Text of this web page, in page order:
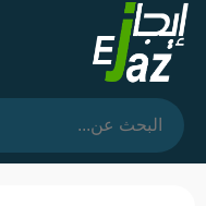
الرئيسية
المشهد